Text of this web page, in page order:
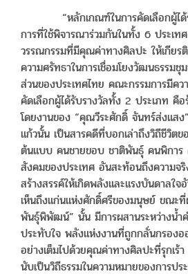
“หลักเกณฑ์ในการคัดเลือกผู้ได้รั
การที่ใช้พิจารณาร่วมกันในทั้ง 6 ประเท
วรรณกรรมที่มีคุณค่าทางศิลปะ ให้เกียร
ความศรัทธาในการเชื่อมโยงวัฒนธรรม
ส่วนของประเทศไทย คณะกรรมการมีคว
คัดเลือกผู้ได้รับรางวัลทั้ง 2 ประเภท คื
โดยงานของ “คุณวีระศักดิ์ จันทร์ส่งแสง
แก้วนั้น เป็นสารคดีที่บอกเล่าถึงวิถีชีวิต
ต้นแบบ คนชายขอบ ชาติพันธุ์ คนพิการ
สังคมของประเทศ อันสะท้อนถึงความจ
สร้างสรรค์ให้เกิดพลังและแรงบันดาลใ
เห็นถึงแก่นแห่งศักดิ์ศรีของมนุษย์ ขณะที่
พันธุ์พิพัฒน์” นั้น มีการผสานระหว่างน้ำ
ประทับใจ พลังแห่งงานที่ถูกกลั่นกรอง
อย่างเต็มไปด้วยคุณค่าทางศิลปะที่รุกเร้
นับเป็นวิถีธรรมในความหมายของการป